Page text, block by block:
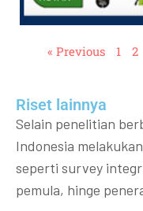
« Previous 1 2
Riset lainnya​​
Selain penelitian
Indonesia
seperti survey
pemula, hinge